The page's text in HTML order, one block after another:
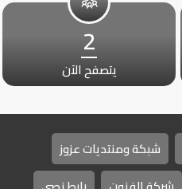
2
يتصفح الآن
شبكة ومنتديات عزوز